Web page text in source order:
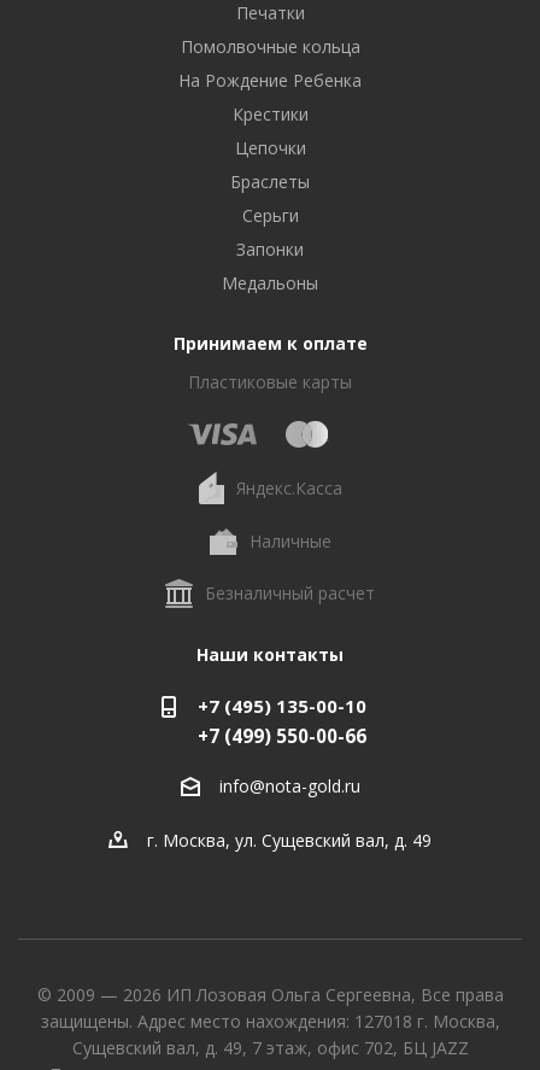
Печатки
Помолвочные кольца
На Рождение Ребенка
Крестики
Цепочки
Браслеты
Серьги
Запонки
Медальоны
Принимаем к оплате
Пластиковые карты
Яндекс.Касса
Наличные
Безналичный расчет
Наши контакты
+7 (495) 135-00-10
+7 (499) 550-00-66
info@nota-gold.ru
г. Москва, ул. Сущевский вал, д. 49
© 2009 — 2026 ИП Лозовая Ольга Сергеевна, Все права
защищены. Адрес место нахождения: 127018 г. Москва,
Сущевский вал, д. 49, 7 этаж, офис 702, БЦ JAZZ